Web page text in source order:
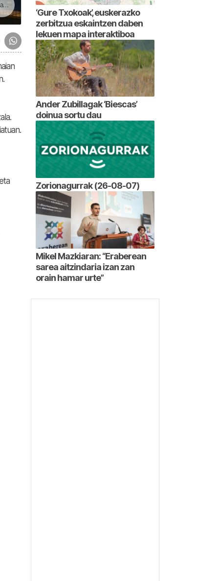
‘Gure Txokoak’, euskerazko
zerbitzua eskaintzen daben
lekuen mapa interaktiboa
Ander Zubillagak ‘Biescas’
doinua sortu dau
Zorionagurrak (26-08-07)
Mikel Mazkiaran: “Eraberean
sarea aitzindaria izan zan
orain hamar urte”